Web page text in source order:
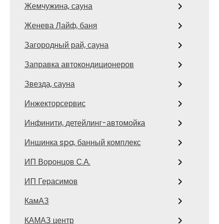
Жемчужина, сауна
Женева Лайф, баня
Загородный рай, сауна
Заправка автокондиционеров
Звезда, сауна
Инжекторсервис
Инфинити, детейлинг-автомойка
Иншинка spa, банный комплекс
ИП Воронцов С.А.
ИП Герасимов
КамАЗ
КАМАЗ центр